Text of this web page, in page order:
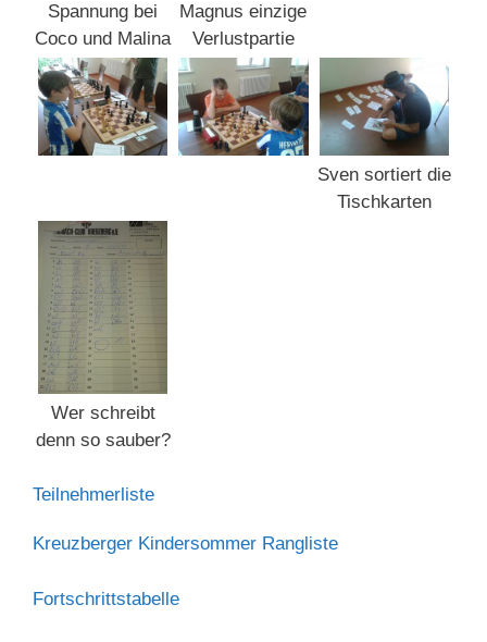
Spannung bei
Coco und Malina
Magnus einzige
Verlustpartie
Sven sortiert die
Tischkarten
Wer schreibt
denn so sauber?
Teilnehmerliste
Kreuzberger Kindersommer Rangliste
Fortschrittstabelle